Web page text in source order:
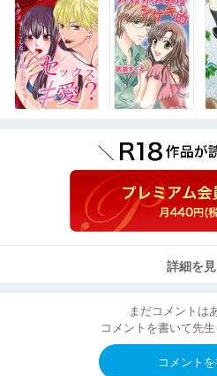
詳細を
まだコメントは
コメントを書いて先
コメントを